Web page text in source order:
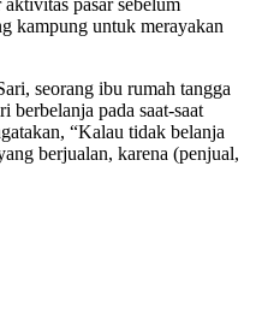
pasar sebelum
kampung untuk merayakan
seorang ibu rumah tangga
berbelanja pada saat-saat
“Kalau tidak belanja
berjualan, karena (penjual,